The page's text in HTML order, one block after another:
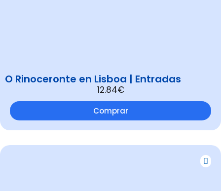
O Rinoceronte en Lisboa | Entradas
12.84€
Comprar